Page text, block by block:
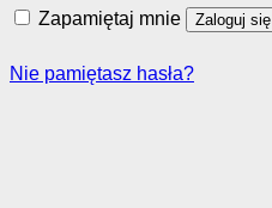
Zapamiętaj mnie Zaloguj się
Nie pamiętasz hasła?